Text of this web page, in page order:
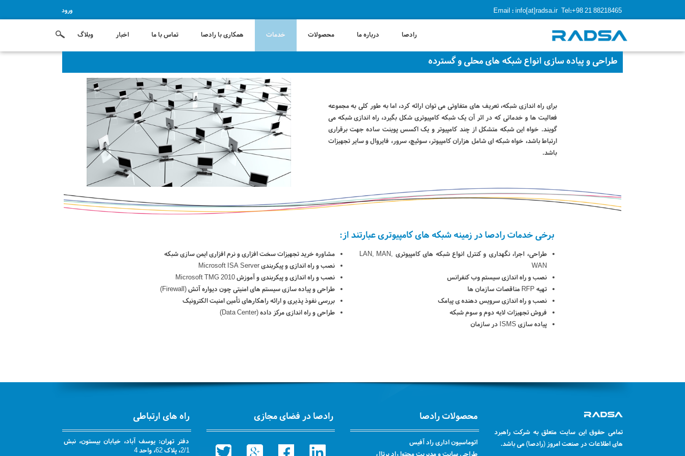
ورود Tel:+98 21 88218465
Email : info[at]radsa.ir
رادصا درباره ما محصولات خدمات همکاری با رادصا تماس با ما اخبار وبلاگ
طراحی و پیاده سازی انواع شبکه های محلی و گسترده
برای راه اندازی شبکه، تعریف های متفاوتی می توان ارائه کرد، اما به طور کلی به مجموعه
فعالیت ها و خدماتی که در اثر آن یک شبکه کامپیوتری شکل بگیرد، راه اندازی شبکه می
گویند. خواه این شبکه متشکل از چند کامپیوتر و یک اکسس پوینت ساده جهت برقراری
ارتباط باشد، خواه شبکه ای شامل هزاران کامپیوتر، سوئیچ، سرور، فایروال و سایر تجهیزات
باشد.
برخی خدمات رادصا در زمینه شبکه های کامپیوتری عبارتند از:
طراحی، اجرا، نگهداری و کنترل انواع شبکه های کامپیوتری LAN, MAN,
WAN
نصب و راه اندازی سیستم وب کنفرانس
تهیه RFP مناقصات سازمان ها
نصب و راه اندازی سرویس دهنده ی پیامک
فروش تجهیزات لایه دوم و سوم شبکه
پیاده سازی ISMS در سازمان
مشاوره خرید تجهیزات سخت افزاری و نرم افزاری ایمن سازی شبکه
نصب و راه اندازی و پیکربندی Microsoft ISA Server
نصب و راه اندازی و پیکربندی و آموزش Microsoft TMG 2010
طراحی و پیاده سازی سیستم های امنیتی چون دیواره آتش (Firewall)
بررسی نفوذ پذیری و ارائه راهکارهای تأمین امنیت الکترونیک
طراحی و راه اندازی مرکز داده (Data Center)
تمامی حقوق این سایت متعلق به شرکت راهبرد
های اطلاعات در صنعت امروز (رادصا) می باشد.
محصولات رادصا
اتوماسیون اداری راد آفیس
طراحی سایت و مدیریت محتوا راد پرتال
رادصا در فضای مجازی راه های ارتباطی
دفتر تهران: یوسف آباد، خیابان بیستون، نبش
2/1، پلاک 62، واحد 4